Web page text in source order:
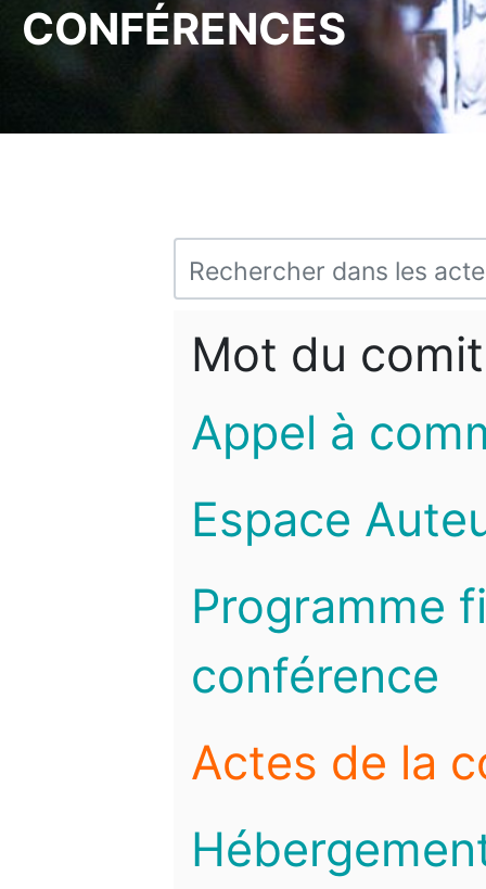
CONFÉRENCES
Mot du
Appel à
Espace
Programme
conférence
Actes de la